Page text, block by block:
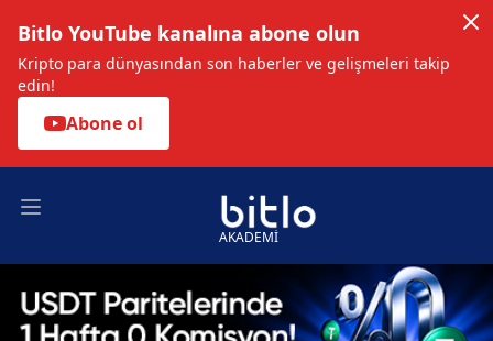
Bitlo YouTube kanalına abone olun
Kripto para dünyasından son haberler ve gelişmeleri takip
edin!
Abone ol
Open main menu
AKADEMİ